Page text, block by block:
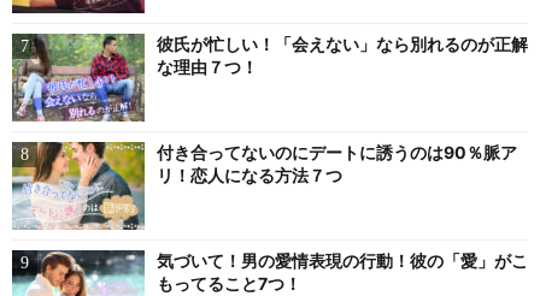
彼氏が忙しい！「会えない」なら別れるのが正解
な理由７つ！
付き合ってないのにデートに誘うのは90％脈ア
リ！恋人になる方法７つ
気づいて！男の愛情表現の行動！彼の「愛」がこ
もってること7つ！